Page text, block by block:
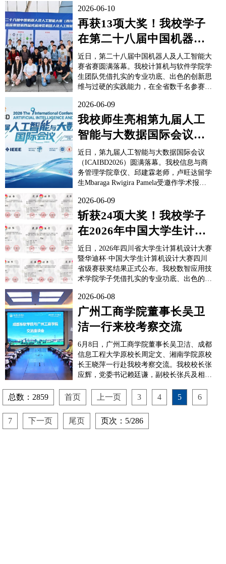
辉、蒋利明，财务总监柳建春出席会议，全
体中层干部参加会议。会议由党政办公室主
任张劼主持。会上，党委组织部部长黄嘉庆
同志宣读了省委...
2026-06-10
再获13项大奖！我校学子
在第二十八届中国机器人
及人工智能大赛省赛中荣
获佳绩
近日，第二十八届中国机器人及人工智能大
赛省赛圆满落幕。我校计算机与软件学院学
生团队凭借扎实的专业功底、出色的创新思
维与过硬的实践能力，在全省数千名参赛选
项、三等奖7项。中国机器人及人工智能大
赛由中国人工智能学会、教育部高等学校计
算机课程教学指导委员会联合主办，是国内
机器人与人工智能...
2026-06-09
我校师生亮相第九届人工
智能与大数据国际会议
（ICAIBD2026）
近日，第九届人工智能与大数据国际会议
（ICAIBD2026）圆满落幕。我校信息与商
务管理学院章仪、邱建霖老师，卢旺达留学
生Mbaraga Rwigira Pamela受邀作学术报
养。本次会议由IEEE与四川省计算机学会
联合主办，是人工智能与大数据领域极具影
响力的国际学术会议。会议汇聚了海内外院
士、高校知名专家及行业资深学者，围绕智
能算法...
2026-06-09
斩获24项大奖！我校学子
在2026年中国大学生计算
机设计大赛省赛中勇创佳
绩
近日，2026年四川省大学生计算机设计大赛
暨华迪杯·中国大学生计算机设计大赛四川
省级赛获奖结果正式公布。我校数智应用技
术学院学子凭借扎实的专业功底、出色的创
中脱颖而出，斩获一等奖2项、二等奖7项、
三等奖15项，并有3支队伍成功晋级全国总
决赛。本次大赛吸引了省内69所高校的21...
2026-06-08
广州工商学院董事长吴卫
洁一行来校考察交流
6月8日，广州工商学院董事长吴卫洁、成都
信息工程大学原校长周定文、湘南学院原校
长王晓萍一行赴我校考察交流。我校校长张
应辉，党委书记赖廷谦，副校长张兵及相关
展路径、产教融合、学科建设及教育转型等
主题展开了深入交流。会上，张应辉校长对
广州工商学院一行的到来表示热烈欢迎，并
简要介绍了我...
总数：2859 首页 上一页 3 4 5 6
7 下一页 尾页 页次：5/286